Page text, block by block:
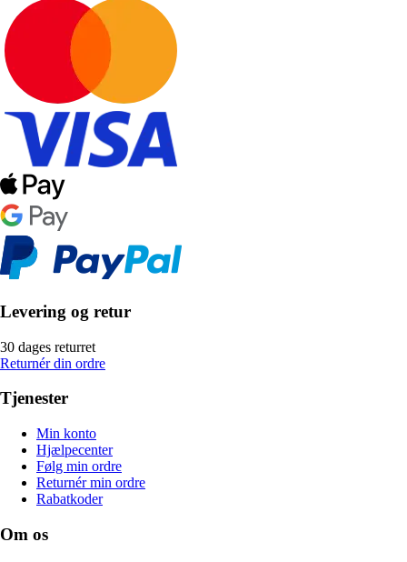
Levering og retur
30 dages returret
Returnér din ordre
Tjenester
Min konto
Hjælpecenter
Følg min ordre
Returnér min ordre
Rabatkoder
Om os